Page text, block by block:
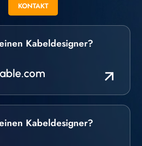
KONTAKT
Kabeldesigner?
Kabeldesigner?